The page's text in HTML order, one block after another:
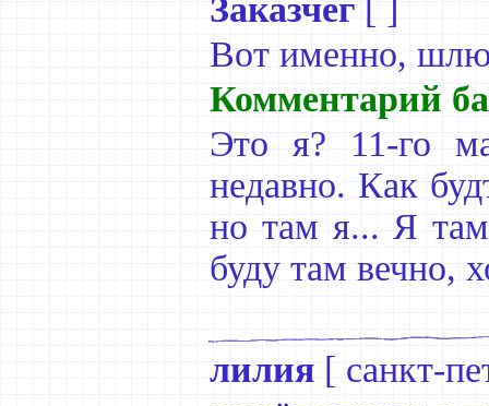
Заказчег
Вот именно,
Комментарий
Это я? 11-го
недавно. Как
но там я... Я
буду там вечно,
лилия [ санкт-